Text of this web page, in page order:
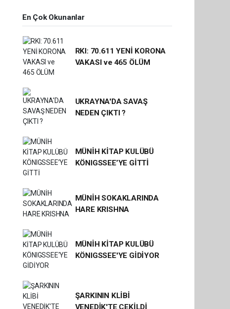
En Çok Okunanlar
RKI: 70.611 YENİ KORONA
VAKASI ve 465 ÖLÜM
UKRAYNA'DA SAVAŞ
NEDEN ÇIKTI ?
MÜNİH KİTAP KULÜBÜ
KÖNIGSSEE’YE GİTTİ
MÜNİH SOKAKLARINDA
HARE KRISHNA
MÜNİH KİTAP KULÜBÜ
KÖNIGSSEE'YE GİDİYOR
ŞARKININ KLİBİ
VENEDİK'TE ÇEKİLDİ